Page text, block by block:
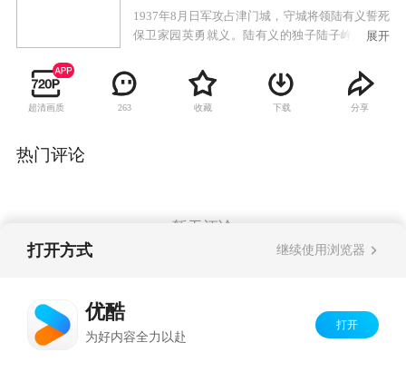
1937年8月日军攻占津门城，守城将领陆有义誓死
保卫家园英勇就义。陆有义的独子陆子峥一夜之
与日本侵略者抗争到底。记者赵静始终在关注着
这支杀寇团，赵静的真实身份是中共地下党在津
门联络点的负责人。杀寇团的勇敢果断让赵静十
展开
超清画质 263 收藏 下载 分享
热门评论
暂无评论
打开方式 继续使用浏览器
优酷
为好内容全力以赴
打开